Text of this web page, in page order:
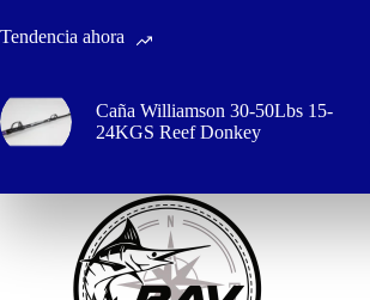
Tendencia ahora
Caña Williamson 30-50Lbs 15-
24KGS Reef Donkey